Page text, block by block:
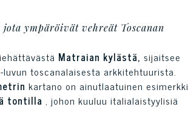
ympäröivät vehreät Toscanan
Matraian kylästä, sijaitsee
toscanalaisesta arkkitehtuurista.
kartano on ainutlaatuinen esimerkki
tontilla , johon kuuluu italialaistyylisiä